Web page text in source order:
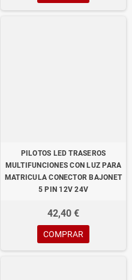
PILOTOS LED TRASEROS
MULTIFUNCIONES CON LUZ PARA
MATRICULA CONECTOR BAJONET
5 PIN 12V 24V
42,40 €
COMPRAR